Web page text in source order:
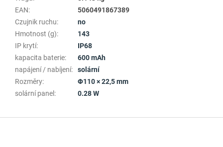
EAN:
5060491867389
Czujnik ruchu:
no
Hmotnost (g):
143
IP krytí:
IP68
kapacita baterie:
600 mAh
napájení / nabíjení:
solární
Rozměry:
Φ110 × 22,5 mm
solární panel : 0.28 W